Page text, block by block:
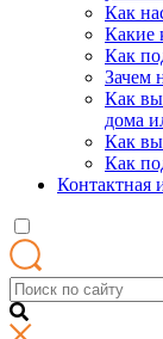
Как
Какие
Как
Зачем
Как
дома
Как
Как
Контактная